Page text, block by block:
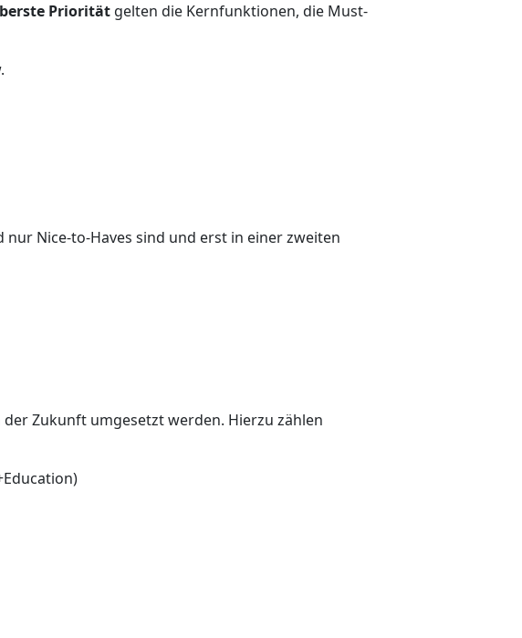
Priorität gelten die Kernfunktionen, die Must-
Nice-to-Haves sind und erst in einer zweiten
Zukunft umgesetzt werden. Hierzu zählen